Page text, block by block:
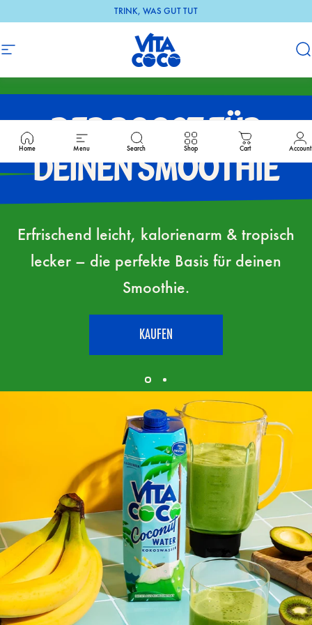
TRINK, WAS GUT TUT
Seitennavigation DE Vita Coco
Home Menu Search Shop Cart Account
DERBOOSTFÜR
DEINENSMOOTHIE
Erfrischend leicht, kalorienarm & tropisch
lecker – die perfekte Basis für deinen
Smoothie.
KAUFEN
Seite 1Seite 2